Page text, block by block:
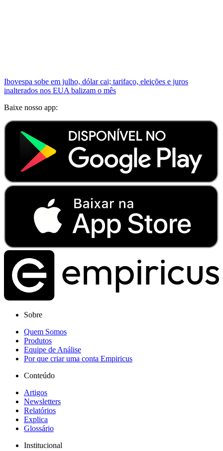
Ibovespa sobe em julho, dólar cai; tarifaço, eleições e juros
inalterados nos EUA balizam o mês
Baixe nosso app:
Sobre
Quem Somos
Produtos
Equipe de Análise
Por que criar uma conta Empiricus
Conteúdo
Artigos
Newsletters
Relatórios
Explica
Glossário
Institucional